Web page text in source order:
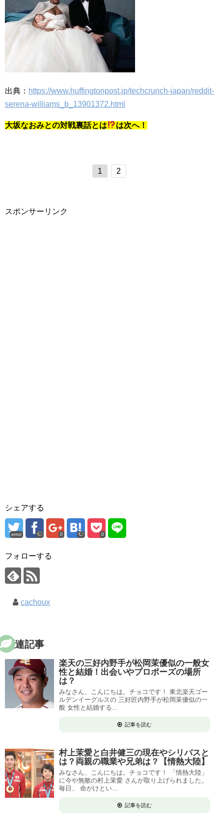
出典： https://www.huffingtonpost.jp/techcrunch-japan/reddit-
serena-williams_b_13901372.html
大坂なおみとの対戦裏話とは は次へ！
1 2
スポンサーリンク
シェアする
error 0 0
フォローする
cachoux
関連記事
楽天の三好内野手が松岡茉優似の一般女
性と結婚！出会いやプロポーズの場所
は？
みなさん、こんにちは。チョコです！ 東北楽天ゴー
ルデンイーグルスの 三好匠内野手が松岡茉優似の一
般 女性と結婚する...
記事を読む
村上茉愛と白井健三の現在やシリバスと
は？両親の職業や兄弟は？【情熱大陸】
みなさん、こんにちは。チョコです！ 「情熱大陸」
に今や無敵の村上茉愛 さんが取り上げられました。
毎日、 命がけとい...
記事を読む